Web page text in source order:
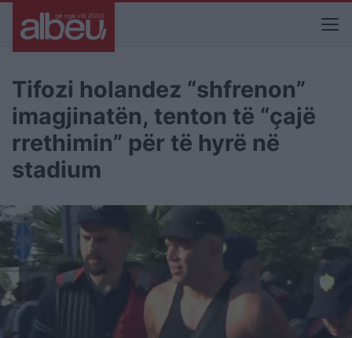
Tifozi holandez “shfrenon”
imagjinatën, tenton të “çajë
rrethimin” për të hyrë në
stadium